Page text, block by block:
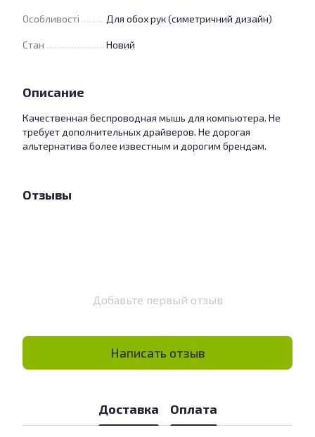
Особливості Для обох рук (симетричний дизайн)
Стан Новий
Описание
Качественная беспроводная мышь для компьютера. Не
требует дополнительных драйверов. Не дорогая
альтернатива более известным и дорогим брендам.
Отзывы
Добавьте первый отзыв
Написать отзыв
Доставка Оплата